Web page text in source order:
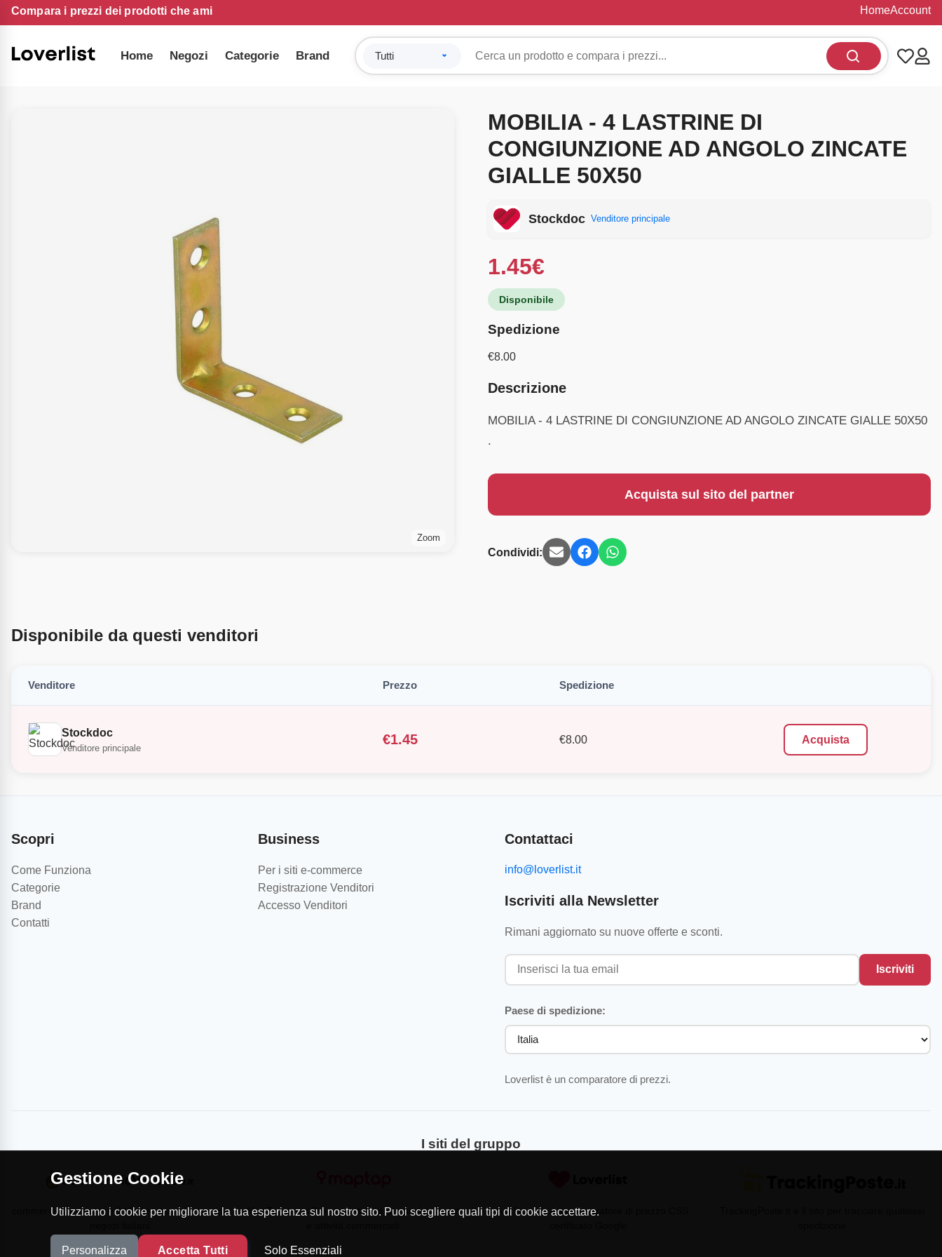
Compara i prezzi dei prodotti che ami HomeAccount
Home Negozi Categorie Brand
Zoom
MOBILIA - 4 LASTRINE DI
CONGIUNZIONE AD ANGOLO ZINCATE
GIALLE 50X50
Stockdoc Venditore principale
1.45€
Disponibile
Spedizione
€8.00
Descrizione
MOBILIA - 4 LASTRINE DI CONGIUNZIONE AD ANGOLO ZINCATE GIALLE 50X50
.
Acquista sul sito del partner
Condividi:
Disponibile da questi venditori
Venditore Prezzo Spedizione
Stockdoc
Venditore principale
€1.45 €8.00 Acquista
Scopri
Come Funziona
Categorie
Brand
Contatti
Business
Per i siti e-commerce
Registrazione Venditori
Accesso Venditori
Contattaci
info@loverlist.it
Iscriviti alla Newsletter
Rimani aggiornato su nuove offerte e sconti.
Iscriviti
Paese di spedizione:
Loverlist è un comparatore di prezzi.
I siti del gruppo
commercioVirtuoso.it è il Marketplace dei migliori
MapTap.it è la Directory di aziende professionisti
Loverlist.com è il comparatore di prezzo CSS
Gestione Cookie
Utilizziamo i cookie per migliorare la tua esperienza sul nostro sito. Puoi scegliere quali tipi di cookie accettare.
Personalizza Accetta Tutti Solo Essenziali